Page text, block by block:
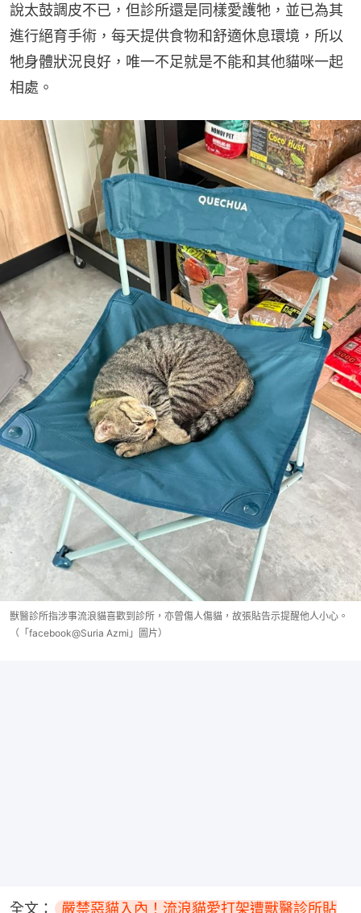
說太鼓調皮不已，但診所還是同樣愛護牠，並已為其
進行絕育手術，每天提供食物和舒適休息環境，所以
牠身體狀況良好，唯一不足就是不能和其他貓咪一起
相處。
獸醫診所指涉事流浪貓喜歡到診所，亦曾傷人傷貓，故張貼告示提醒他人小心。
（「facebook@Suria Azmi」圖片）
全文：
嚴禁惡貓入內！流浪貓愛打架遭獸醫診所貼